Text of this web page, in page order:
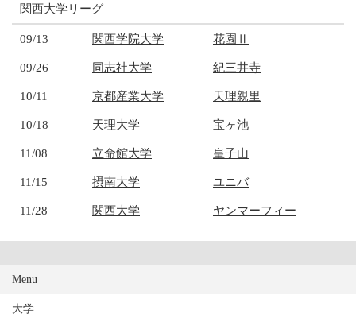
関西大学リーグ
09/13 関西学院大学 花園Ⅱ
09/26 同志社大学 紀三井寺
10/11 京都産業大学 天理親里
10/18 天理大学 宝ヶ池
11/08 立命館大学 皇子山
11/15 摂南大学 ユニバ
11/28 関西大学 ヤンマーフィー
Menu
大学